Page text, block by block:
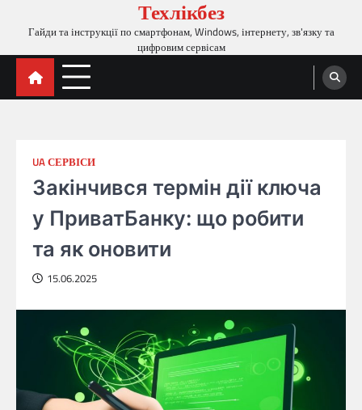
Техлікбез
Гайди та інструкції по смартфонам, Windows, інтернету, зв'язку та
цифровим сервісам
UA СЕРВІСИ
Закінчився термін дії ключа
у ПриватБанку: що робити
та як оновити
15.06.2025